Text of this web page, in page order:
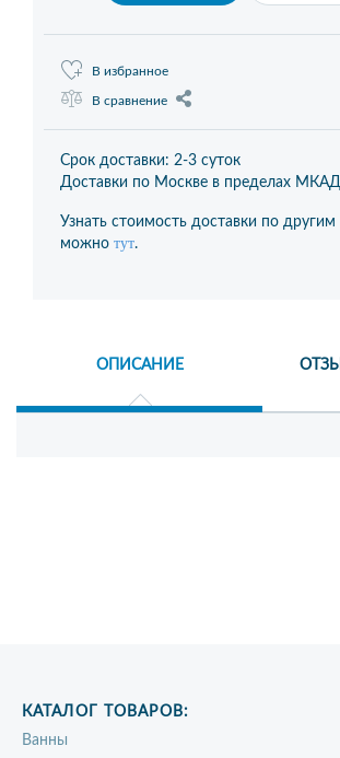
В избранное
В сравнение
Срок доставки: 2-3 суток
Доставки по Москве в пределах
Узнать стоимость доставки по другим
можно тут.
ОПИСАНИЕ
КАТАЛОГ ТОВАРОВ:
Ванны